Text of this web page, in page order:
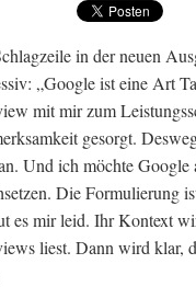
in der neuen
„Google ist eine Art
mit mir zum
gesorgt.
Und ich möchte Google
Die Formulierung
es mir leid. Ihr Kontext
liest. Dann wird klar,